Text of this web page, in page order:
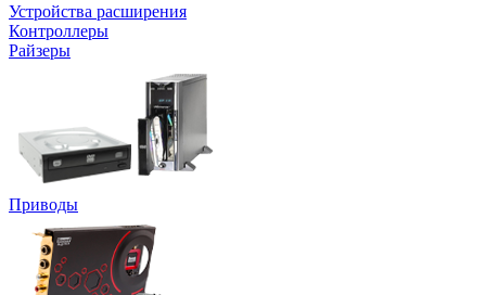
Устройства расширения
Контроллеры
Райзеры
Приводы